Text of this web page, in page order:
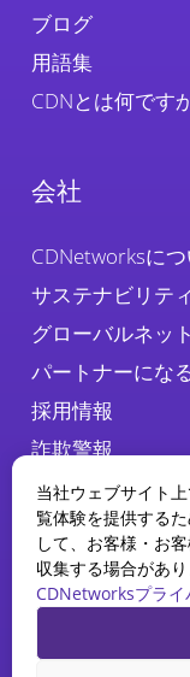
ブログ
用語集
CDNとは何です
会社
CDNetworksに
サステナビリティ
グローバルネッ
パートナーにな
採用情報
詐欺警報
当社ウェブサイト
覧体験を提供する
して、お客様・お
収集する場合があ
CDNetworksプライ